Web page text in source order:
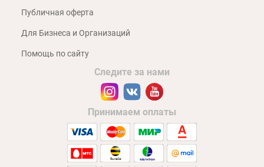
Публичная оферта
Для Бизнеса и Организаций
Помощь по сайту
Следите за нами
Принимаем оплаты